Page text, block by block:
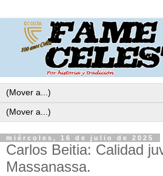
miércoles, 16 de julio de 2025
Carlos Beitia: Calidad
Massanassa.